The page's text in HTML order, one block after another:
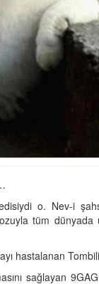
o. Nev-i
tüm
hastalanan
sağlayan
Hayvan
Su İçmiyor,
İçmeme Sebepleri
Parazitler: